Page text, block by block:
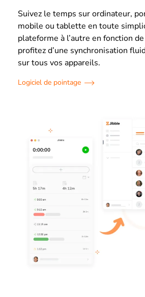
Suivez le temps sur ordinateur,
mobile ou tablette en toute
plateforme à l’autre en fonction
profitez d’une synchronisation
sur tous vos appareils.
Logiciel de pointage